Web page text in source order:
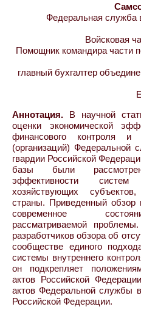
Федеральная служба
Войсковая
Помощник командира части
главный бухгалтер
Аннотация. В научной
оценки экономической
финансового контроля и
(организаций) Федеральной
гвардии Российской
базы были
эффективности систем
хозяйствующих
страны. Приведенный обзор
современное
рассматриваемой
разработчиков обзора об
сообществе единого
системы внутреннего
он подкрепляет
актов Российской
актов Федеральной службы
Российской Федерации.